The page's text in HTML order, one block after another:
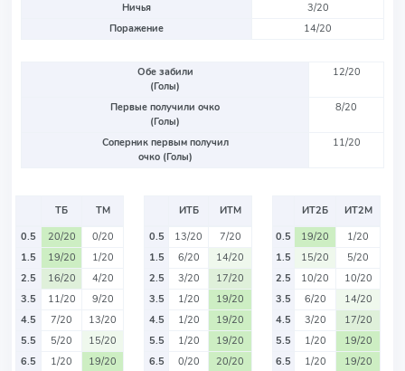
Ничья
3/20
Поражение
14/20
Обе забили
(Голы)
12/20
Первые получили очко
(Голы)
8/20
Соперник первым получил
очко (Голы)
11/20
ТБ
ТМ
0.5
20/20
0/20
1.5
19/20
1/20
2.5
16/20
4/20
3.5
11/20
9/20
4.5
7/20
13/20
5.5
5/20
15/20
6.5
1/20
19/20
ИТБ
ИТМ
0.5
13/20
7/20
1.5
6/20
14/20
2.5
3/20
17/20
3.5
1/20
19/20
4.5
1/20
19/20
5.5
1/20
19/20
6.5
0/20 20/20
ИТ2Б
ИТ2М
0.5
19/20
1/20
1.5
15/20
5/20
2.5
10/20
10/20
3.5
6/20
14/20
4.5
3/20
17/20
5.5
1/20
19/20
6.5
1/20
19/20